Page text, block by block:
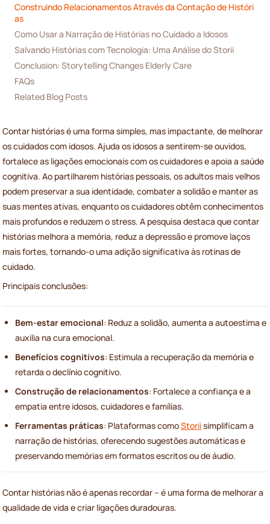
Construindo Relacionamentos Através da Contação de Históri
as
Como Usar a Narração de Histórias no Cuidado a Idosos
Salvando Histórias com Tecnologia: Uma Análise do Storii
Conclusion: Storytelling Changes Elderly Care
FAQs
Related Blog Posts
Contar histórias é uma forma simples, mas impactante, de melhorar
os cuidados com idosos. Ajuda os idosos a sentirem-se ouvidos,
fortalece as ligações emocionais com os cuidadores e apoia a saúde
cognitiva. Ao partilharem histórias pessoais, os adultos mais velhos
podem preservar a sua identidade, combater a solidão e manter as
suas mentes ativas, enquanto os cuidadores obtêm conhecimentos
mais profundos e reduzem o stress. A pesquisa destaca que contar
histórias melhora a memória, reduz a depressão e promove laços
mais fortes, tornando-o uma adição significativa às rotinas de
cuidado.
Principais conclusões:
Bem-estar emocional: Reduz a solidão, aumenta a autoestima e
auxilia na cura emocional.
Benefícios cognitivos: Estimula a recuperação da memória e
retarda o declínio cognitivo.
Construção de relacionamentos: Fortalece a confiança e a
empatia entre idosos, cuidadores e famílias.
Ferramentas práticas: Plataformas comoStoriisimplificam a
narração de histórias, oferecendo sugestões automáticas e
preservando memórias em formatos escritos ou de áudio.
Contar histórias não é apenas recordar – é uma forma de melhorar a
qualidade de vida e criar ligações duradouras.